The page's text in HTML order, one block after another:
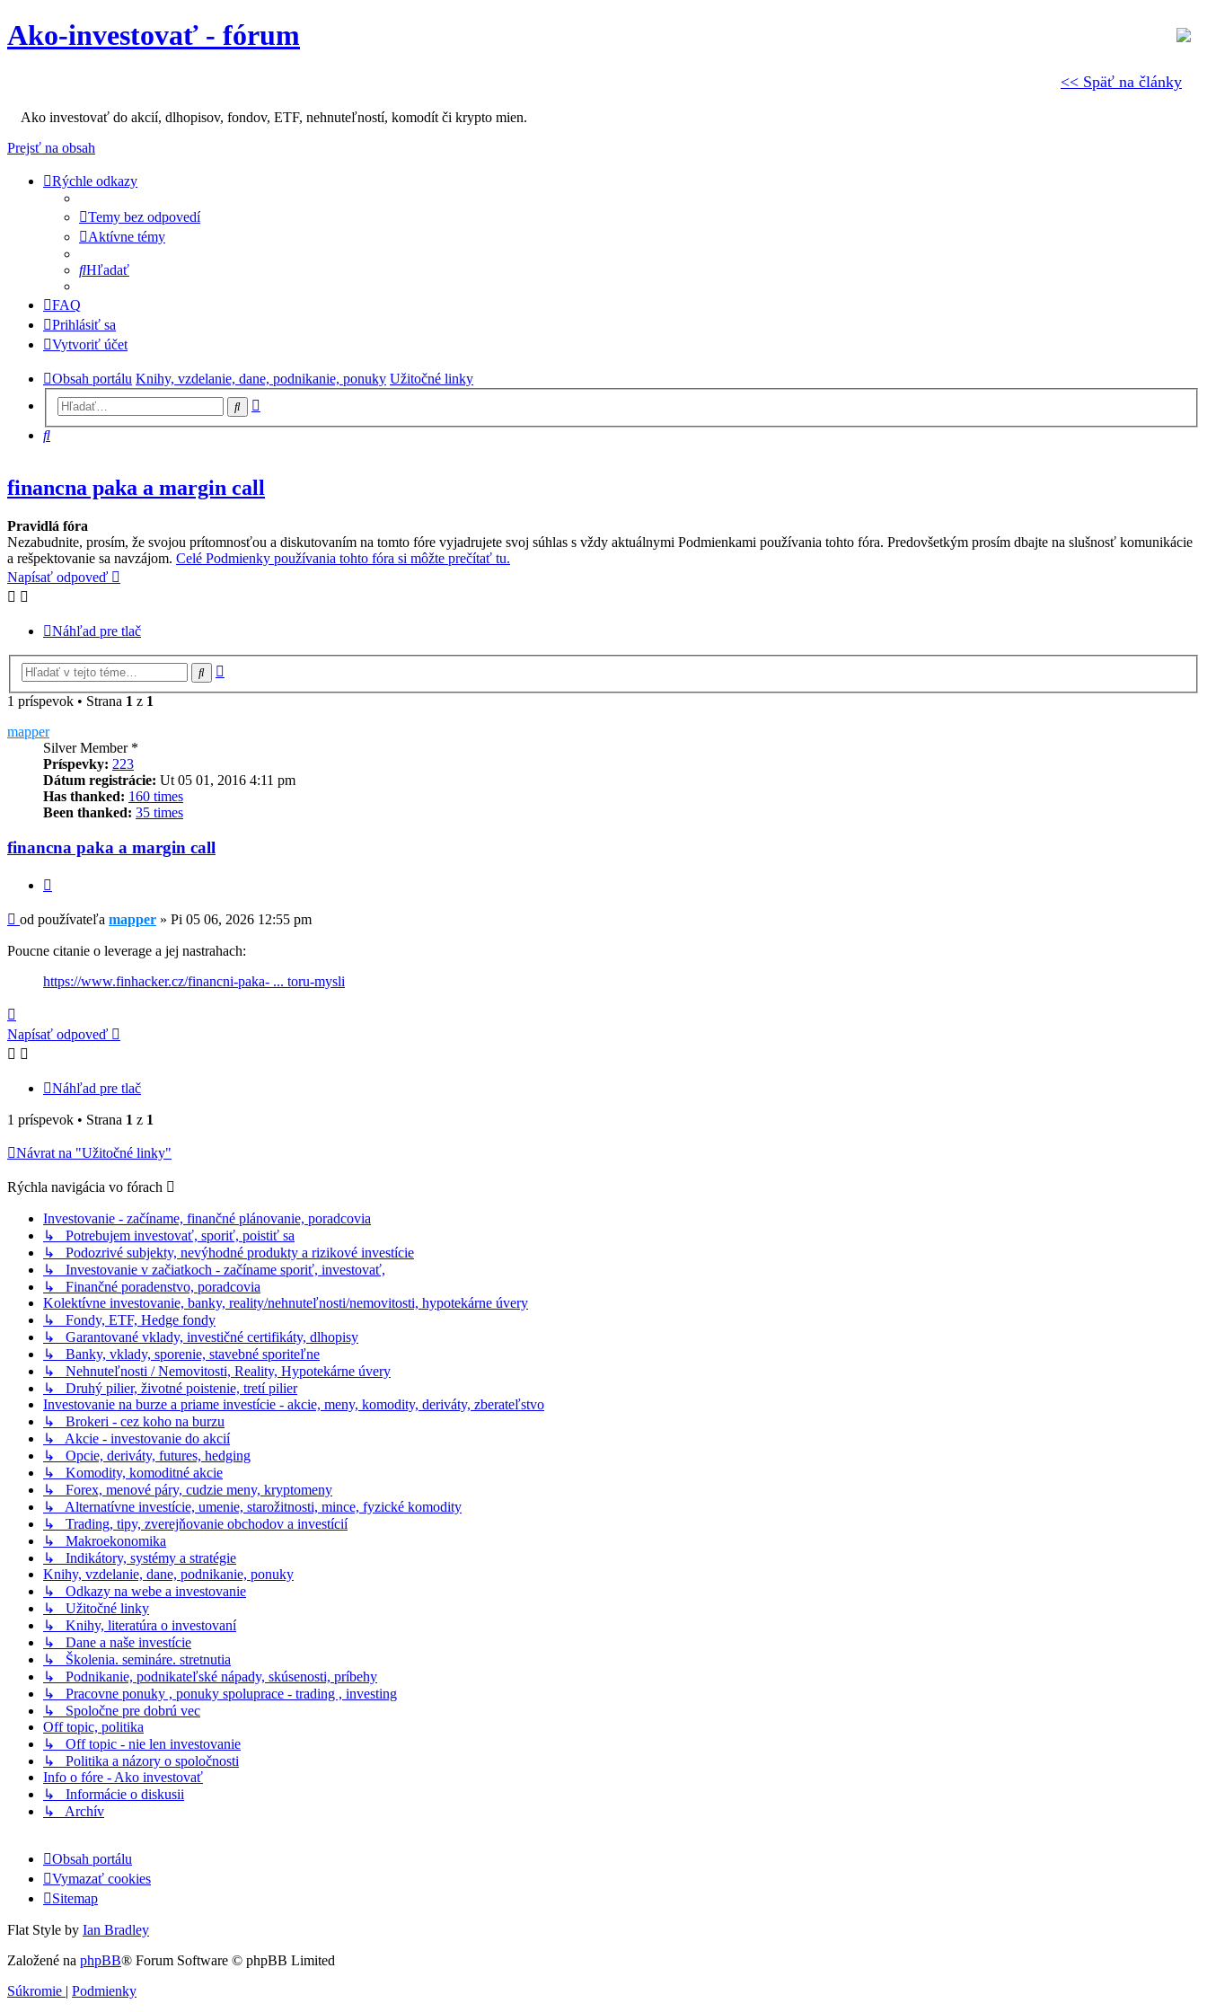
<< Späť na články
Ako-investovať - fórum
Ako investovať do akcií, dlhopisov, fondov, ETF, nehnuteľností, komodít či krypto mien.
Prejsť na obsah
Rýchle odkazy
Temy bez odpovedí
Aktívne témy
Hľadať
FAQ
Prihlásiť sa
Vytvoriť účet
Obsah portálu Knihy, vzdelanie, dane, podnikanie, ponuky Užitočné linky
Hľadať
Hľadať
financna paka a margin call
Pravidlá fóra
Nezabudnite, prosím, že svojou prítomnosťou a diskutovaním na tomto fóre vyjadrujete svoj súhlas s vždy aktuálnymi Podmienkami používania tohto fóra. Predovšetkým prosím dbajte na slušnosť komunikácie
a rešpektovanie sa navzájom. Celé Podmienky používania tohto fóra si môžte prečítať tu.
Napísať odpoveď
Náhľad pre tlač
Hľadať
1 príspevok • Strana 1 z 1
mapper
Silver Member *
Príspevky: 223
Dátum registrácie: Ut 05 01, 2016 4:11 pm
Has thanked: 160 times
Been thanked: 35 times
financna paka a margin call
Príspevok
od používateľa mapper » Pi 05 06, 2026 12:55 pm
Poucne citanie o leverage a jej nastrahach:
https://www.finhacker.cz/financni-paka- ... toru-mysli
Napísať odpoveď
Náhľad pre tlač
1 príspevok • Strana 1 z 1
Návrat na "Užitočné linky"
Rýchla navigácia vo fórach
Investovanie - začíname, finančné plánovanie, poradcovia
↳ Potrebujem investovať, sporiť, poistiť sa
↳ Podozrivé subjekty, nevýhodné produkty a rizikové investície
↳ Investovanie v začiatkoch - začíname sporiť, investovať,
↳ Finančné poradenstvo, poradcovia
Kolektívne investovanie, banky, reality/nehnuteľnosti/nemovitosti, hypotekárne úvery
↳ Fondy, ETF, Hedge fondy
↳ Garantované vklady, investičné certifikáty, dlhopisy
↳ Banky, vklady, sporenie, stavebné sporiteľne
↳ Nehnuteľnosti / Nemovitosti, Reality, Hypotekárne úvery
↳ Druhý pilier, životné poistenie, tretí pilier
Investovanie na burze a priame investície - akcie, meny, komodity, deriváty, zberateľstvo
↳ Brokeri - cez koho na burzu
↳ Akcie - investovanie do akcií
↳ Opcie, deriváty, futures, hedging
↳ Komodity, komoditné akcie
↳ Forex, menové páry, cudzie meny, kryptomeny
↳ Alternatívne investície, umenie, starožitnosti, mince, fyzické komodity
↳ Trading, tipy, zverejňovanie obchodov a investícií
↳ Makroekonomika
↳ Indikátory, systémy a stratégie
Knihy, vzdelanie, dane, podnikanie, ponuky
↳ Odkazy na webe a investovanie
↳ Užitočné linky
↳ Knihy, literatúra o investovaní
↳ Dane a naše investície
↳ Školenia. semináre. stretnutia
↳ Podnikanie, podnikateľské nápady, skúsenosti, príbehy
↳ Pracovne ponuky , ponuky spoluprace - trading , investing
↳ Spoločne pre dobrú vec
Off topic, politika
↳ Off topic - nie len investovanie
↳ Politika a názory o spoločnosti
Info o fóre - Ako investovať
↳ Informácie o diskusii
↳ Archív
Obsah portálu
Vymazať cookies
Sitemap
Flat Style by Ian Bradley
Založené na phpBB® Forum Software © phpBB Limited
Súkromie | Podmienky